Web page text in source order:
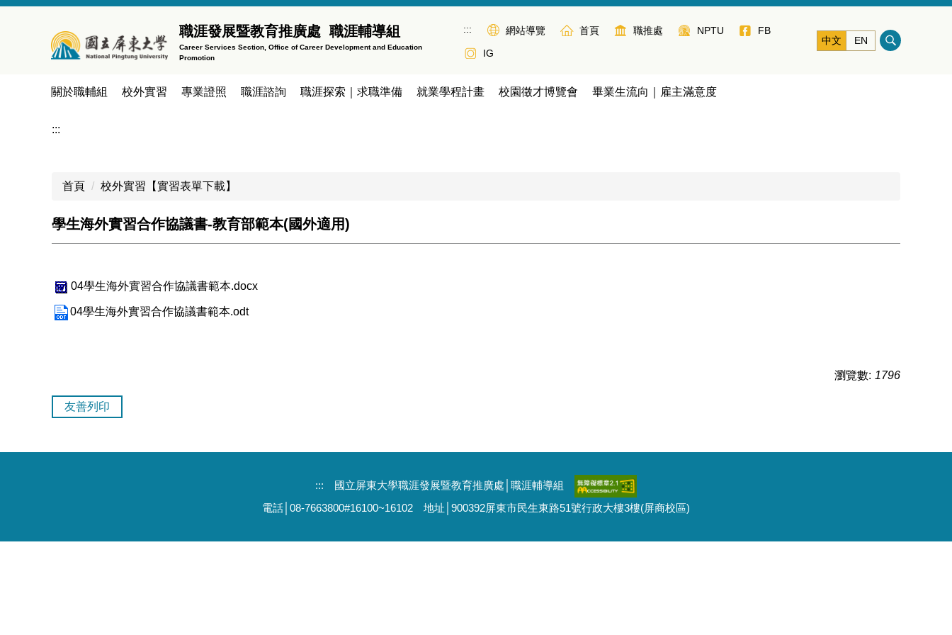
職涯發展暨教育推廣處 職涯輔導組
Career Services Section, Office of Career Development and Education
Promotion
::: 網站導覽 首頁 職推處 NPTU FB
IG
中文 EN
關於職輔組 校外實習 專業證照 職涯諮詢 職涯探索｜求職準備 就業學程計畫 校園徵才博覽會 畢業生流向｜雇主滿意度
:::
首頁 校外實習【實習表單下載】
學生海外實習合作協議書-教育部範本(國外適用)
04學生海外實習合作協議書範本.docx
04學生海外實習合作協議書範本.odt
瀏覽數: 1796
友善列印
::: 國立屏東大學職涯發展暨教育推廣處│職涯輔導組
電話│08-7663800#16100~16102 地址│900392屏東市民生東路51號行政大樓3樓(屏商校區)